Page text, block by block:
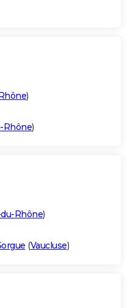
)
Rhône)
Rhône)
(Vaucluse)